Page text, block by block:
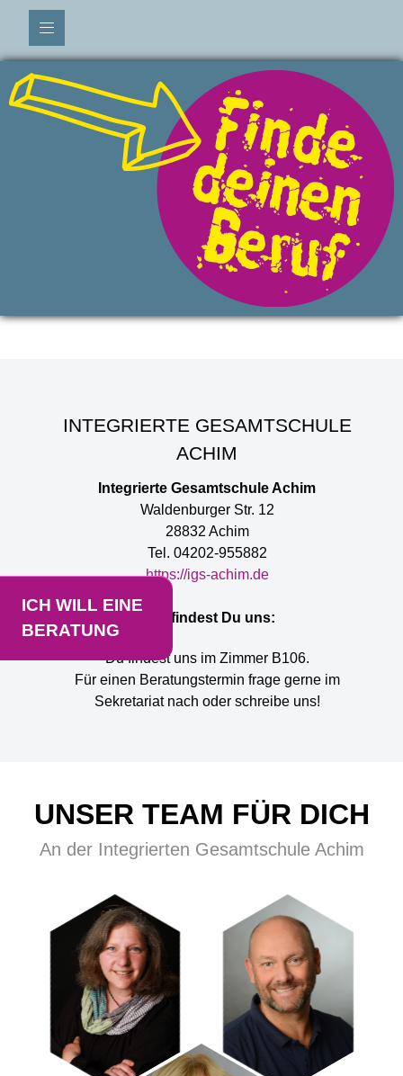
ICH WILL EINE
BERATUNG
INTEGRIERTE GESAMTSCHULE
ACHIM
Integrierte Gesamtschule Achim
Waldenburger Str. 12
28832 Achim
Tel. 04202-955882
https://igs-achim.de
Hier findest Du uns:
Du findest uns im Zimmer B106.
Für einen Beratungstermin frage gerne im
Sekretariat nach oder schreibe uns!
UNSER TEAM FÜR DICH
An der Integrierten Gesamtschule Achim